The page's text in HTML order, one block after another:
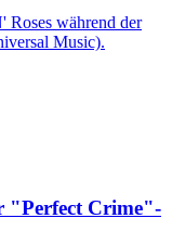
"Perfect Crime"-